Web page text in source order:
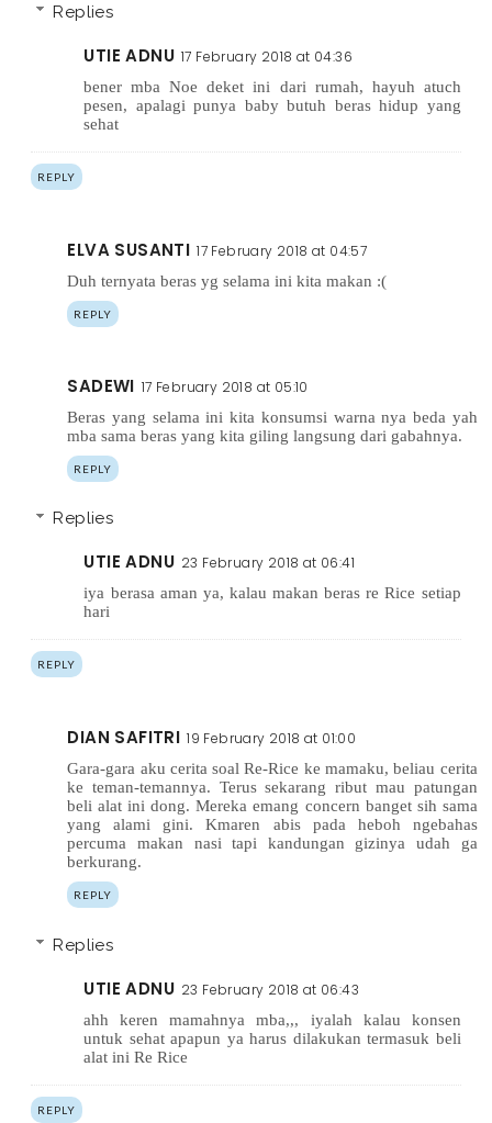
Replies
UTIE ADNU 17 February 2018 at 04:36
bener mba Noe deket ini dari rumah, hayuh atuch
pesen, apalagi punya baby butuh beras hidup yang
sehat
REPLY
ELVA SUSANTI 17 February 2018 at 04:57
Duh ternyata beras yg selama ini kita makan :(
REPLY
SADEWI 17 February 2018 at 05:10
Beras yang selama ini kita konsumsi warna nya beda yah
mba sama beras yang kita giling langsung dari gabahnya.
REPLY
Replies
UTIE ADNU 23 February 2018 at 06:41
iya berasa aman ya, kalau makan beras re Rice setiap
hari
REPLY
DIAN SAFITRI 19 February 2018 at 01:00
Gara-gara aku cerita soal Re-Rice ke mamaku, beliau cerita
ke teman-temannya. Terus sekarang ribut mau patungan
beli alat ini dong. Mereka emang concern banget sih sama
yang alami gini. Kmaren abis pada heboh ngebahas
percuma makan nasi tapi kandungan gizinya udah ga
berkurang.
REPLY
Replies
UTIE ADNU 23 February 2018 at 06:43
ahh keren mamahnya mba,,, iyalah kalau konsen
untuk sehat apapun ya harus dilakukan termasuk beli
alat ini Re Rice
REPLY